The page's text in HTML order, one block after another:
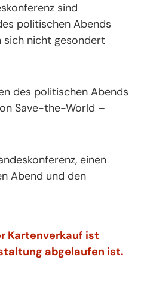
sind
politischen Abends
nicht gesondert
des politischen Abends
Save-the-World –
einen
Abend und den
Kartenverkauf ist
abgelaufen ist.